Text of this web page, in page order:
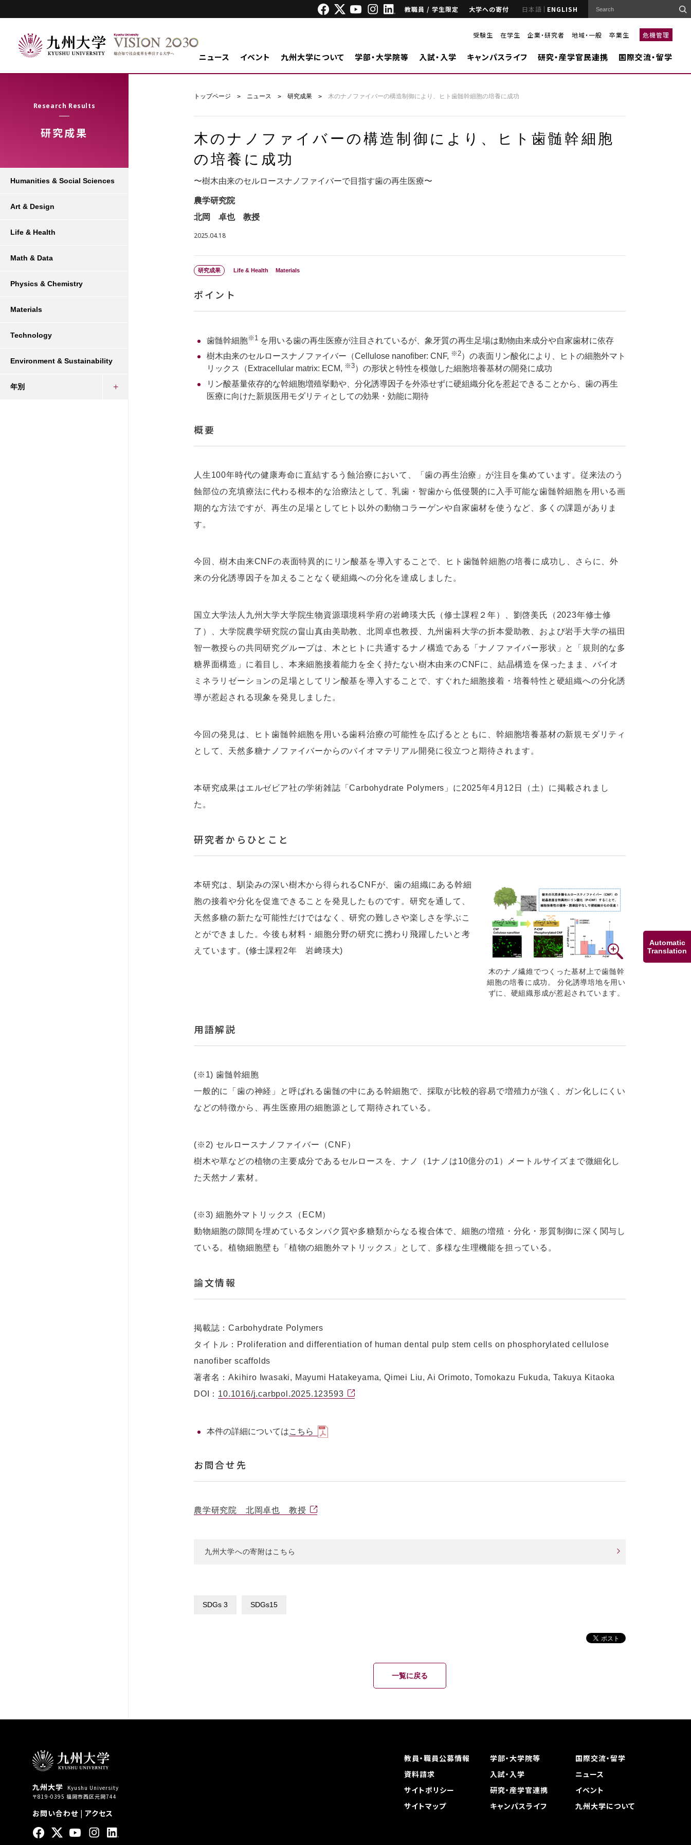
Automatic
Translation
教職員 / 学生限定 大学への寄付 日本語 ENGLISH
受験生 在学生 企業・研究者 地域・一般 卒業生 危機管理
ニュース イベント 九州大学について 学部・大学院等 入試・入学 キャンパスライフ 研究・産学官民連携 国際交流・留学
Research Results
研究成果
トップページ ニュース 研究成果 木のナノファイバーの構造制御により、ヒト歯髄幹細胞の培養に成功
木のナノファイバーの構造制御により、ヒト歯髄幹細胞
の培養に成功
〜樹木由来のセルロースナノファイバーで目指す歯の再生医療〜
農学研究院
北岡 卓也 教授
2025.04.18
研究成果 Life & Health Materials
ポイント
歯髄幹細胞※1 を用いる歯の再生医療が注目されているが、象牙質の再生足場は動物由来成分や自家歯材に依存
樹木由来のセルロースナノファイバー（Cellulose nanofiber: CNF, ※2）の表面リン酸化により、ヒトの細胞外マト
リックス（Extracellular matrix: ECM, ※3）の形状と特性を模倣した細胞培養基材の開発に成功
リン酸基量依存的な幹細胞増殖挙動や、分化誘導因子を外添せずに硬組織分化を惹起できることから、歯の再生
医療に向けた新規医用モダリティとしての効果・効能に期待
概要
人生100年時代の健康寿命に直結するう蝕治療において、「歯の再生治療」が注目を集めています。従来法のう
蝕部位の充填療法に代わる根本的な治療法として、乳歯・智歯から低侵襲的に入手可能な歯髄幹細胞を用いる画
期的な方法ですが、再生の足場としてヒト以外の動物コラーゲンや自家歯材を使うなど、多くの課題がありま
す。
今回、樹木由来CNFの表面特異的にリン酸基を導入することで、ヒト歯髄幹細胞の培養に成功し、さらに、外
来の分化誘導因子を加えることなく硬組織への分化を達成しました。
国立大学法人九州大学大学院生物資源環境科学府の岩﨑瑛大氏（修士課程２年）、劉啓美氏（2023年修士修
了）、大学院農学研究院の畠山真由美助教、北岡卓也教授、九州歯科大学の折本愛助教、および岩手大学の福田
智一教授らの共同研究グループは、木とヒトに共通するナノ構造である「ナノファイバー形状」と「規則的な多
糖界面構造」に着目し、本来細胞接着能力を全く持たない樹木由来のCNFに、結晶構造を保ったまま、バイオ
ミネラリゼーションの足場としてリン酸基を導入することで、すぐれた細胞接着・培養特性と硬組織への分化誘
導が惹起される現象を発見しました。
今回の発見は、ヒト歯髄幹細胞を用いる歯科治療の可能性を広げるとともに、幹細胞培養基材の新規モダリティ
として、天然多糖ナノファイバーからのバイオマテリアル開発に役立つと期待されます。
本研究成果はエルゼビア社の学術雑誌「Carbohydrate Polymers」に2025年4月12日（土）に掲載されまし
た。
研究者からひとこと
木のナノ繊維でつくった基材上で歯髄幹
細胞の培養に成功。 分化誘導培地を用い
ずに、硬組織形成が惹起されています。
本研究は、馴染みの深い樹木から得られるCNFが、歯の組織にある幹細
胞の接着や分化を促進できることを発見したものです。研究を通して、
天然多糖の新たな可能性だけではなく、研究の難しさや楽しさを学ぶこ
とができました。今後も材料・細胞分野の研究に携わり飛躍したいと考
えています。(修士課程2年 岩﨑瑛大)
用語解説
(※1) 歯髄幹細胞
一般的に「歯の神経」と呼ばれる歯髄の中にある幹細胞で、採取が比較的容易で増殖力が強く、ガン化しにくい
などの特徴から、再生医療用の細胞源として期待されている。
(※2) セルロースナノファイバー（CNF）
樹木や草などの植物の主要成分であるセルロースを、ナノ（1ナノは10億分の1）メートルサイズまで微細化し
た天然ナノ素材。
(※3) 細胞外マトリックス（ECM）
動物細胞の隙間を埋めているタンパク質や多糖類からなる複合体で、細胞の増殖・分化・形質制御に深く関与し
ている。植物細胞壁も「植物の細胞外マトリックス」として、多様な生理機能を担っている。
論文情報
掲載誌：Carbohydrate Polymers
タイトル：Proliferation and differentiation of human dental pulp stem cells on phosphorylated cellulose
nanofiber scaffolds
著者名：Akihiro Iwasaki, Mayumi Hatakeyama, Qimei Liu, Ai Orimoto, Tomokazu Fukuda, Takuya Kitaoka
DOI： 10.1016/j.carbpol.2025.123593
本件の詳細についてはこちら
お問合せ先
農学研究院 北岡卓也 教授
九州大学への寄附はこちら
SDGs 3 SDGs15
一覧に戻る
Humanities & Social Sciences
Art & Design
Life & Health
Math & Data
Physics & Chemistry
Materials
Technology
Environment & Sustainability
年別
九州大学
Kyushu University
〒819-0395 福岡市西区元岡744
お問い合わせ |アクセス
教員・職員公募情報 学部・大学院等
国際交流・留学
資料請求
入試・入学
ニュース
サイトポリシー
研究・産学官連携
イベント
サイトマップ
キャンパスライフ 九州大学について